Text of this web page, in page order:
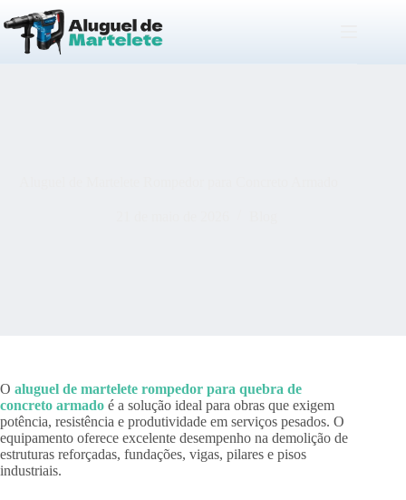
para
conteúdo
O aluguel de martelete rompedor para quebra de
concreto armado é a solução ideal para obras que exigem
potência, resistência e produtividade em serviços pesados. O
equipamento oferece excelente desempenho na demolição de
estruturas reforçadas, fundações, vigas, pilares e pisos
industriais.